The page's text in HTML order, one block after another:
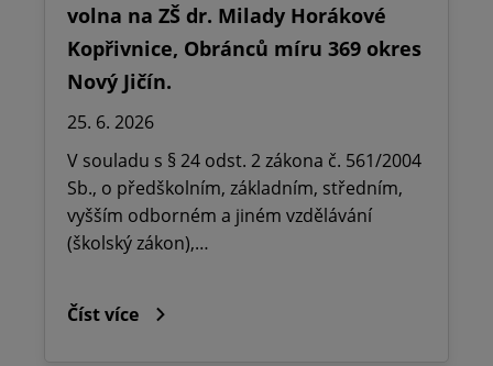
volna na ZŠ dr. Milady Horákové
Kopřivnice, Obránců míru 369 okres
Nový Jičín.
25. 6. 2026
V souladu s § 24 odst. 2 zákona č. 561/2004
Sb., o předškolním, základním, středním,
vyšším odborném a jiném vzdělávání
(školský zákon),…
Číst více